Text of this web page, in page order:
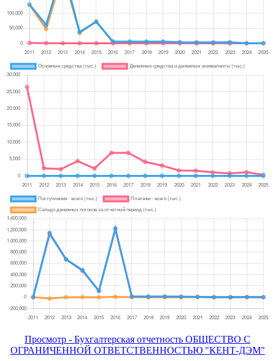
Просмотр - Бухгалтерская отчетность ОБЩЕСТВО С
ОГРАНИЧЕННОЙ ОТВЕТСТВЕННОСТЬЮ "КЕНТ-ДЭМ"